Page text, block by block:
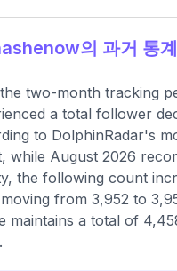
의 과거 통계
two-month tracking
a total follower
to DolphinRadar's
while August 2026
the following count
from 3,952 to
maintains a total of